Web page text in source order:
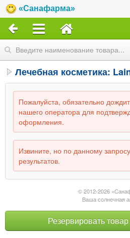
«Санафарма»
Лечебная косметика:
Пожалуйста, обязательно
нашего оператора для
оформления.
Извините, но по данному
результатов.
© 2012-2026
Ваша солнечная
Резервировать